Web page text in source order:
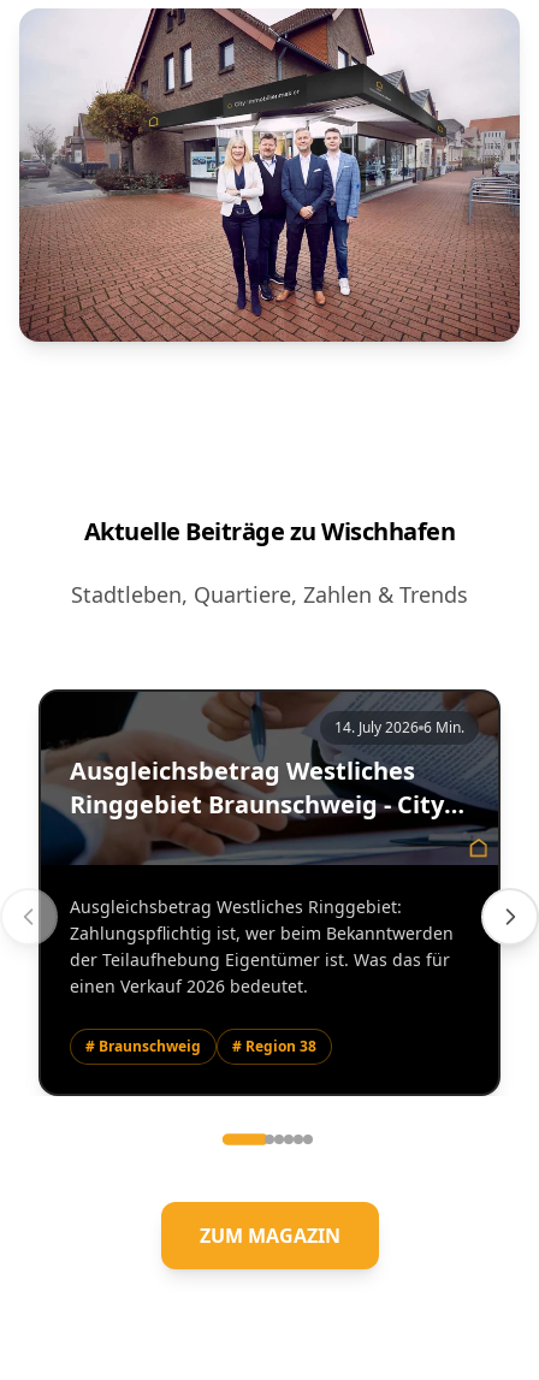
Aktuelle Beiträge zu Wischhafen
Stadtleben, Quartiere, Zahlen & Trends
14. July 2026 6 Min.
Ausgleichsbetrag Westliches
Ringgebiet Braunschweig - City
Immobilienmakler
Ausgleichsbetrag Westliches Ringgebiet:
Zahlungspflichtig ist, wer beim Bekanntwerden
der Teilaufhebung Eigentümer ist. Was das für
einen Verkauf 2026 bedeutet.
# Braunschweig # Region 38
ZUM MAGAZIN